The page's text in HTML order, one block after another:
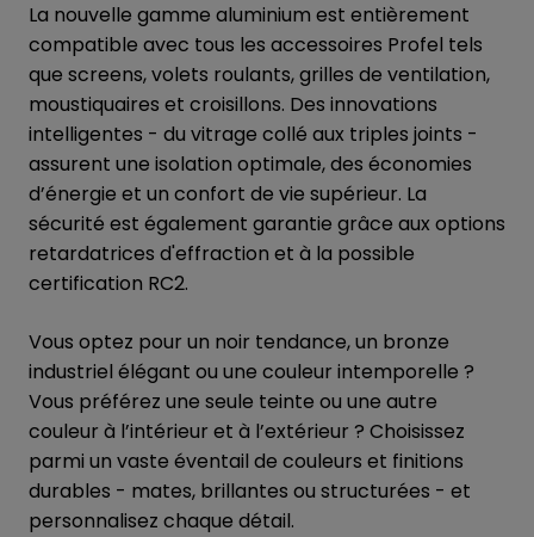
La nouvelle gamme aluminium est entièrement
compatible avec tous les accessoires Profel tels
que screens, volets roulants, grilles de ventilation,
moustiquaires et croisillons. Des innovations
intelligentes - du vitrage collé aux triples joints -
assurent une isolation optimale, des économies
d’énergie et un confort de vie supérieur. La
sécurité est également garantie grâce aux options
retardatrices d'effraction et à la possible
certification RC2.
Vous optez pour un noir tendance, un bronze
industriel élégant ou une couleur intemporelle ?
Vous préférez une seule teinte ou une autre
couleur à l’intérieur et à l’extérieur ? Choisissez
parmi un vaste éventail de couleurs et finitions
durables - mates, brillantes ou structurées - et
personnalisez chaque détail.